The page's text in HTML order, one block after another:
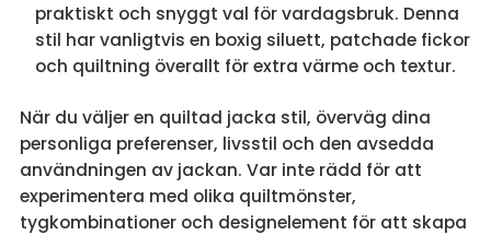
praktiskt och snyggt val för vardagsbruk. Denna
stil har vanligtvis en boxig siluett, patchade fickor
och quiltning överallt för extra värme och textur.
När du väljer en quiltad jacka stil, överväg dina
personliga preferenser, livsstil och den avsedda
användningen av jackan. Var inte rädd för att
experimentera med olika quiltmönster,
tygkombinationer och designelement för att skapa